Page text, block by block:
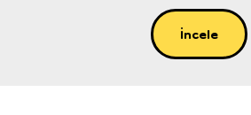
İncele